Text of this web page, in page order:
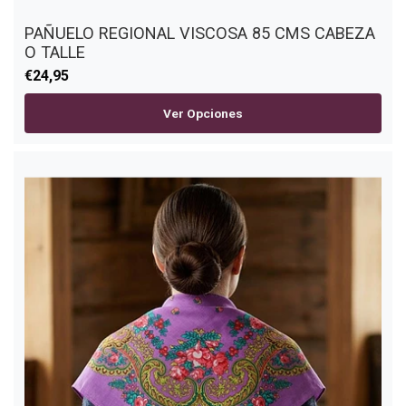
PAÑUELO REGIONAL VISCOSA 85 CMS CABEZA
O TALLE
€24,95
Ver Opciones